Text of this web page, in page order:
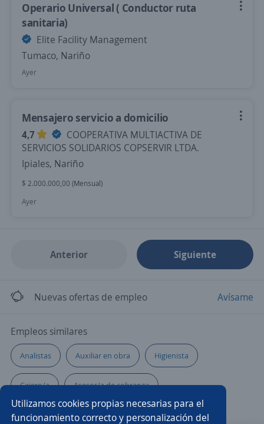
Utilizamos cookies propias necesarias para el
funcionamiento correcto y personalización del
Operario Universal ( Conductor ruta
sanitaria)
Elite Facility Management
Tumaco, Nariño
Ayer
Mensajero servicio a domicilio
4,7
COOPERATIVA MULTIACTIVA DE
SERVICIOS SOLIDARIOS COPSERVIR LTDA.
Ipiales, Nariño
$ 2.000.000,00 (Mensual)
Ayer
Anterior Siguiente
Nuevas ofertas de empleo Avísame
Empleos similares
Analistas Auxiliar en obra Higienista
Cajero/a Asesor/a de cobranza
Asesores de servicio Cabinero/a